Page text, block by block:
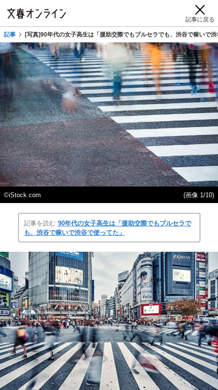
記事に戻る
記事 [写真]90年代の女子高生は「援助交際でもブルセラでも、渋谷で稼いで
©iStock.com (画像 1/10)
記事を読む 90年代の女子高生は「援助交際でもブルセラで
も、渋谷で稼いで渋谷で使ってた」